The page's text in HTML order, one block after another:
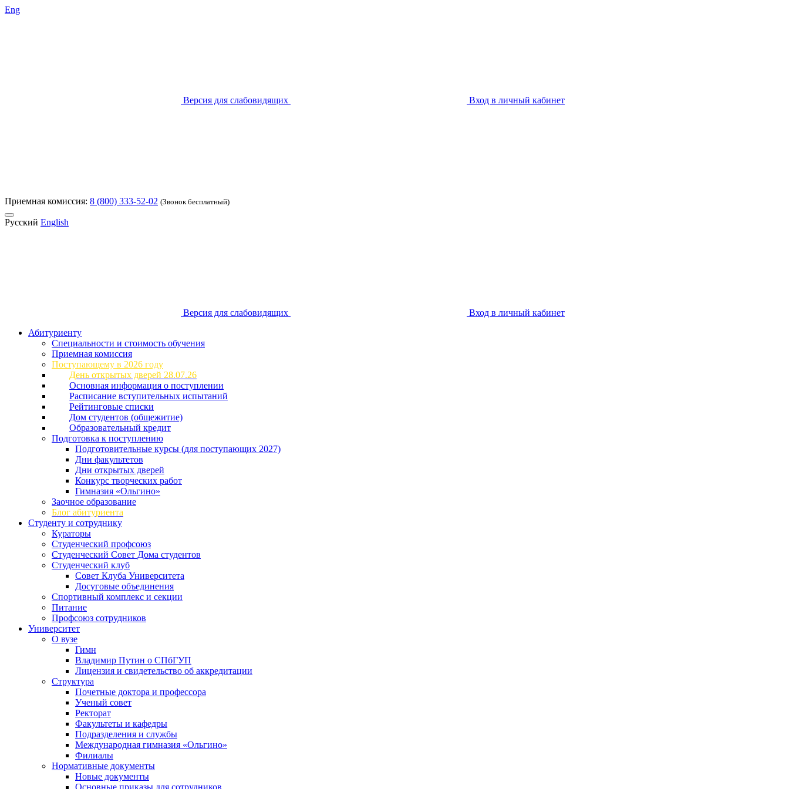
Eng
Версия для слабовидящих Вход в личный кабинет
Приемная комиссия: 8 (800) 333-52-02 (Звонок бесплатный)
Русский English
Версия для слабовидящих
Вход в личный кабинет
Абитуриенту
Специальности и стоимость обучения
Приемная комиссия
Поступающему в 2026 году
День открытых дверей 28.07.26
Основная информация о поступлении
Расписание вступительных испытаний
Рейтинговые списки
Дом студентов (общежитие)
Образовательный кредит
Подготовка к поступлению
Подготовительные курсы (для поступающих 2027)
Дни факультетов
Дни открытых дверей
Конкурс творческих работ
Гимназия «Ольгино»
Заочное образование
Блог абитуриента
Студенту и сотруднику
Кураторы
Студенческий профсоюз
Студенческий Совет Дома студентов
Студенческий клуб
Совет Клуба Университета
Досуговые объединения
Спортивный комплекс и секции
Питание
Профсоюз сотрудников
Университет
О вузе
Гимн
Владимир Путин о СПбГУП
Лицензия и свидетельство об аккредитации
Структура
Почетные доктора и профессора
Ученый совет
Ректорат
Факультеты и кафедры
Подразделения и службы
Международная гимназия «Ольгино»
Филиалы
Нормативные документы
Новые документы
Основные приказы для сотрудников